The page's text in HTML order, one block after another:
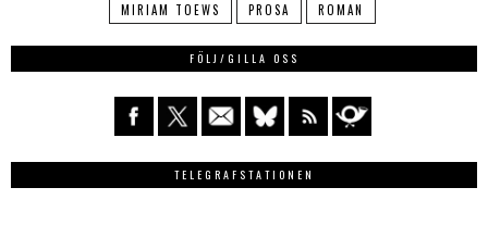
MIRIAM TOEWS
PROSA ROMAN
FÖLJ/GILLA OSS
TELEGRAFSTATIONEN